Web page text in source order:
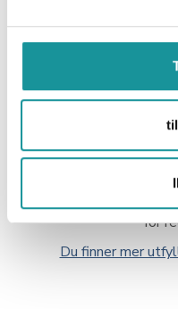
Som godkjent
kvalifisert til å holde
Allerede bestått
Sertifiseringen varer
søke
Det koster kr 400 for
for
Du finner mer